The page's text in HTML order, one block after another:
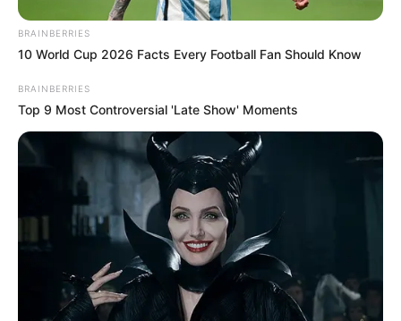
BRAINBERRIES
10 World Cup 2026 Facts Every Football Fan Should Know
BRAINBERRIES
Top 9 Most Controversial 'Late Show' Moments